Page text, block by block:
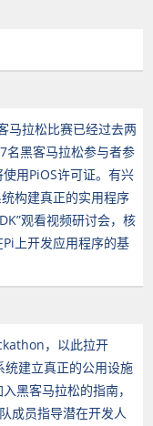
马拉松比赛已经过去两
名黑客马拉松参与者参
用PiOS许可证。有兴
构建真正的实用程序
观看视频研讨会，核
上开发应用程序的基
，以此拉开
建立真正的公用设施
黑客马拉松的指南，
成员指导潜在开发人